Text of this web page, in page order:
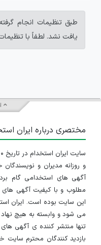
طبق تنظیمات انجام
یافت نشد. لطفاً با
مختصری درباره ایران
و روزانه مدیران و
آگهی های استخدامی گام
مطلوب و با کیفیت آگهی های
این سایت بوده است. ایران
می شود و وابسته به هیچ
تنها منتشر کننده ی آگهی
بازدید کنندگان محترم